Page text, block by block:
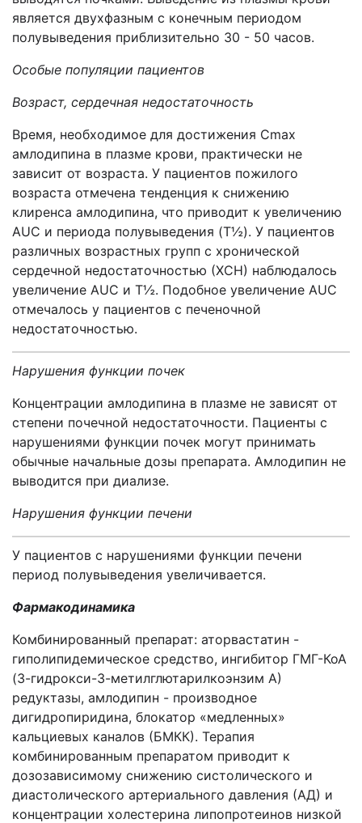
является двухфазным с конечным периодом
полувыведения приблизительно 30 - 50 часов.
Особые популяции пациентов
Возраст, сердечная недостаточность
Время, необходимое для достижения Сmах
амлодипина в плазме крови, практически не
зависит от возраста. У пациентов пожилого
возраста отмечена тенденция к снижению
клиренса амлодипина, что приводит к увеличению
AUC и периода полувыведения (T½). У пациентов
различных возрастных групп с хронической
сердечной недостаточностью (ХСН) наблюдалось
увеличение AUC и T½. Подобное увеличение AUC
отмечалось у пациентов с печеночной
недостаточностью.
Нарушения функции почек
Концентрации амлодипина в плазме не зависят от
степени почечной недостаточности. Пациенты с
нарушениями функции почек могут принимать
обычные начальные дозы препарата. Амлодипин не
выводится при диализе.
Нарушения функции печени
У пациентов с нарушениями функции печени
период полувыведения увеличивается.
Фармакодинамика
Комбинированный препарат: аторвастатин -
гиполипидемическое средство, ингибитор ГМГ-КоА
(З-гидрокси-3-метилглютарилкоэнзим А)
редуктазы, амлодипин - производное
дигидропиридина, блокатор «медленных»
кальциевых каналов (БМКК). Терапия
комбинированным препаратом приводит к
дозозависимому снижению систолического и
диастолического артериального давления (АД) и
концентрации холестерина липопротеинов низкой